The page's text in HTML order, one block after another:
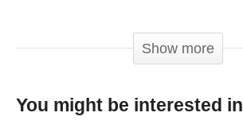
Show more
You might be interested in